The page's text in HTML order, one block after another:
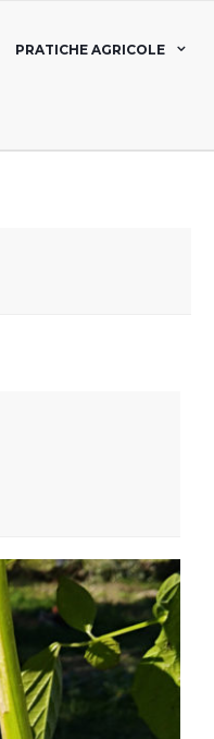
PRATICHE AGRICOLE